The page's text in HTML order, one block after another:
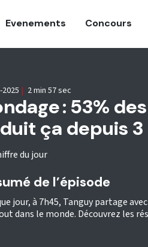
Evenements Concours
: 53%
ça depuis 3
du jour
2025 | 2 min 57 sec
de l’épisode
jour, à 7h45, Tanguy partage
dans le monde. Découvrez les